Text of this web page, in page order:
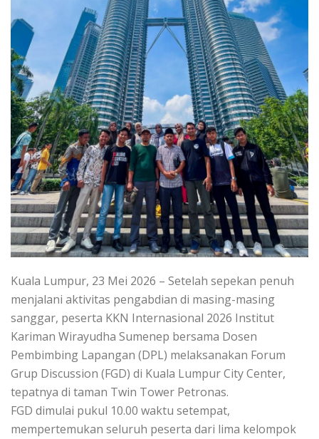
Kuala Lumpur, 23 Mei 2026 – Setelah sepekan penuh
menjalani aktivitas pengabdian di masing-masing
sanggar, peserta KKN Internasional 2026 Institut
Kariman Wirayudha Sumenep bersama Dosen
Pembimbing Lapangan (DPL) melaksanakan Forum
Grup Discussion (FGD) di Kuala Lumpur City Center,
tepatnya di taman Twin Tower Petronas.
FGD dimulai pukul 10.00 waktu setempat,
mempertemukan seluruh peserta dari lima kelompok